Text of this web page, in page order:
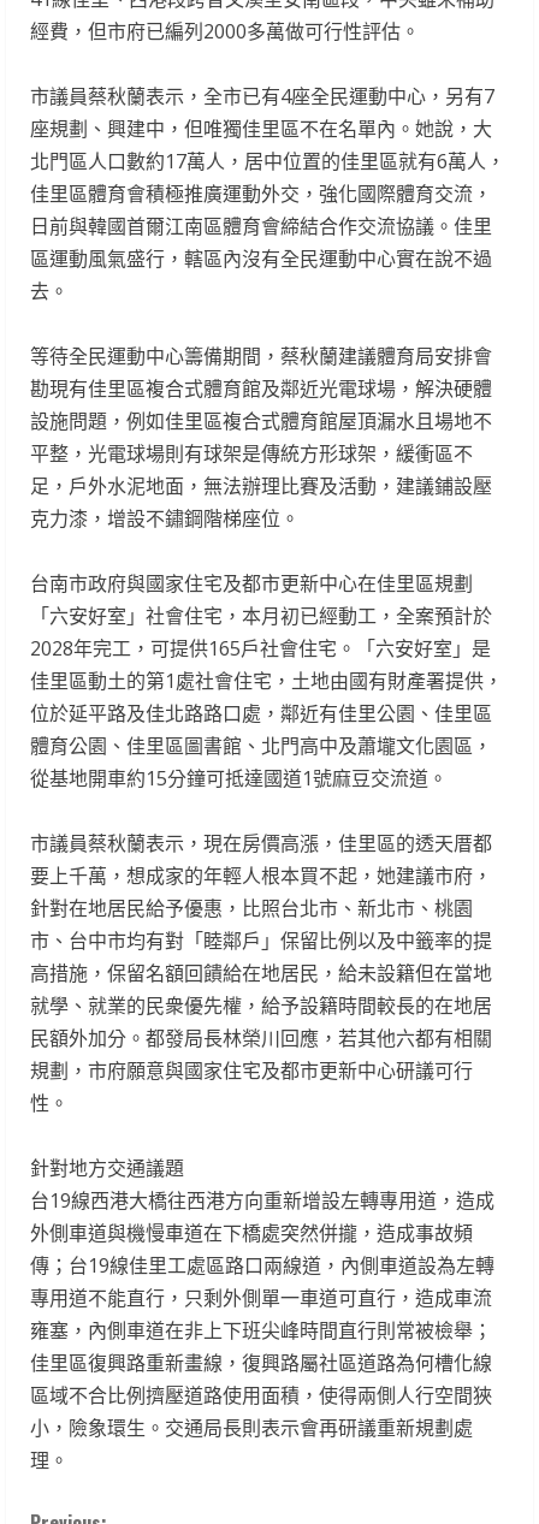
經費，但市府已編列2000多萬做可行性評估。
市議員蔡秋蘭表示，全市已有4座全民運動中心，另有7
座規劃、興建中，但唯獨佳里區不在名單內。她說，大
北門區人口數約17萬人，居中位置的佳里區就有6萬人，
佳里區體育會積極推廣運動外交，強化國際體育交流，
日前與韓國首爾江南區體育會締結合作交流協議。佳里
區運動風氣盛行，轄區內沒有全民運動中心實在說不過
去。
等待全民運動中心籌備期間，蔡秋蘭建議體育局安排會
勘現有佳里區複合式體育館及鄰近光電球場，解決硬體
設施問題，例如佳里區複合式體育館屋頂漏水且場地不
平整，光電球場則有球架是傳統方形球架，緩衝區不
足，戶外水泥地面，無法辦理比賽及活動，建議鋪設壓
克力漆，增設不鏽鋼階梯座位。
台南市政府與國家住宅及都市更新中心在佳里區規劃
「六安好室」社會住宅，本月初已經動工，全案預計於
2028年完工，可提供165戶社會住宅。「六安好室」是
佳里區動土的第1處社會住宅，土地由國有財產署提供，
位於延平路及佳北路路口處，鄰近有佳里公園、佳里區
體育公園、佳里區圖書館、北門高中及蕭壠文化園區，
從基地開車約15分鐘可抵達國道1號麻豆交流道。
市議員蔡秋蘭表示，現在房價高漲，佳里區的透天厝都
要上千萬，想成家的年輕人根本買不起，她建議市府，
針對在地居民給予優惠，比照台北市、新北市、桃園
市、台中市均有對「睦鄰戶」保留比例以及中籤率的提
高措施，保留名額回饋給在地居民，給未設籍但在當地
就學、就業的民衆優先權，給予設籍時間較長的在地居
民額外加分。都發局長林榮川回應，若其他六都有相關
規劃，市府願意與國家住宅及都市更新中心研議可行
性。
針對地方交通議題
台19線西港大橋往西港方向重新增設左轉專用道，造成
外側車道與機慢車道在下橋處突然併攏，造成事故頻
傳；台19線佳里工處區路口兩線道，內側車道設為左轉
專用道不能直行，只剩外側單一車道可直行，造成車流
雍塞，內側車道在非上下班尖峰時間直行則常被檢舉；
佳里區復興路重新畫線，復興路屬社區道路為何槽化線
區域不合比例擠壓道路使用面積，使得兩側人行空間狹
小，險象環生。交通局長則表示會再研議重新規劃處
理。